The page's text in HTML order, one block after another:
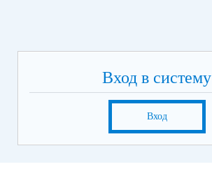
Вход в систему
Вход